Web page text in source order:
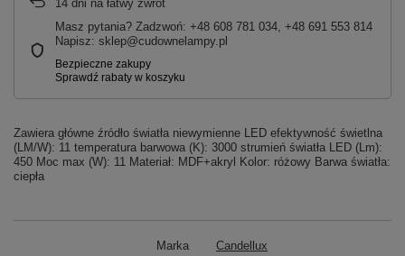
14 dni na łatwy zwrot
Masz pytania? Zadzwoń: +48 608 781 034, +48 691 553 814
Napisz: sklep@cudownelampy.pl
Zawiera główne źródło światła niewymienne LED efektywność świetlna
(LM/W): 11 temperatura barwowa (K): 3000 strumień światła LED (Lm):
450 Moc max (W): 11 Materiał: MDF+akryl Kolor: różowy Barwa światła:
ciepła
Marka Candellux